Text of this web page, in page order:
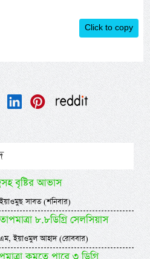
Click to copy
বৃষ্টির আভাস
সাবত (শনিবার)
৮.৮ডিগ্রি সেলসিয়াস
ইয়াওমুল আহাদ (রোববার)